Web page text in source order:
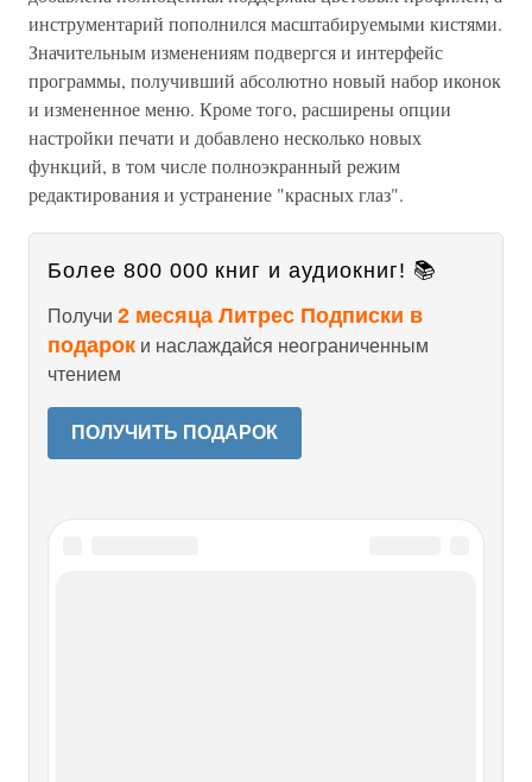
инструментарий пополнился масштабируемыми кистями.
Значительным изменениям подвергся и интерфейс
программы, получивший абсолютно новый набор иконок
и измененное меню. Кроме того, расширены опции
настройки печати и добавлено несколько новых
функций, в том числе полноэкранный режим
редактирования и устранение "красных глаз".
Более 800 000 книг и аудиокниг! 📚
Получи 2 месяца Литрес Подписки в
подарок и наслаждайся неограниченным
чтением
ПОЛУЧИТЬ ПОДАРОК